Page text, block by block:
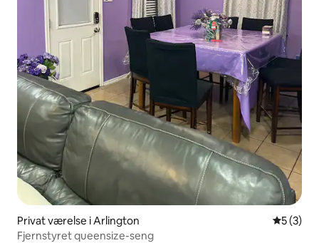
Privat værelse i Arlington 5 ud af 5
5 (3)
Fjernstyret queensize-seng